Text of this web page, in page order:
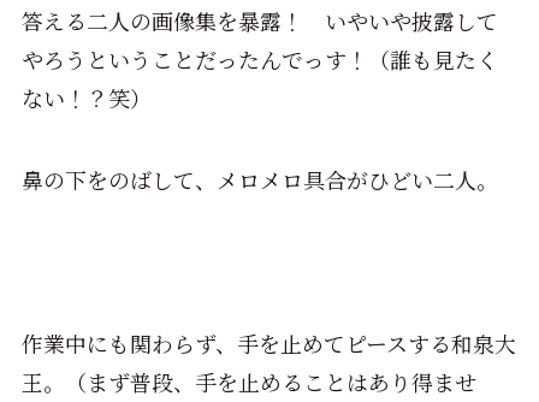
答える二人の画像集を暴露！ いやいや披露して
やろうということだったんでっす！（誰も見たく
ない！？笑）
鼻の下をのばして、メロメロ具合がひどい二人。
作業中にも関わらず、手を止めてピースする和泉大
王。（まず普段、手を止めることはあり得ませ